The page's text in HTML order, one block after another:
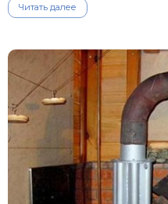
Читать далее